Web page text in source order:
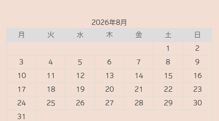
2026年8月
月
火 水 木 金 土
日
1
2
3
4 5 6 7 8
9
10
11 12 13 14 15
16
17
18 19 20 21 22
23
24
25 26 27 28 29
30
31